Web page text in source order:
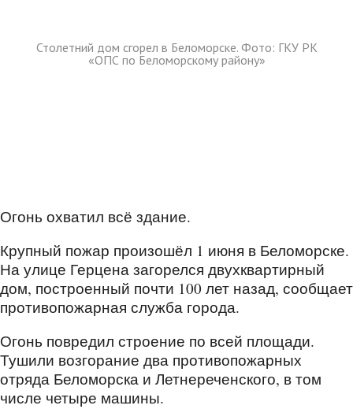
Столетний дом сгорел в Беломорске. Фото: ГКУ РК
«ОПС по Беломорскому району»
Огонь охватил всё здание.
Крупный пожар произошёл 1 июня в Беломорске.
На улице Герцена загорелся двухквартирный
дом, построенный почти 100 лет назад, сообщает
противопожарная служба города.
Огонь повредил строение по всей площади.
Тушили возгорание два противопожарных
отряда Беломорска и Летнереченского, в том
числе четыре машины.